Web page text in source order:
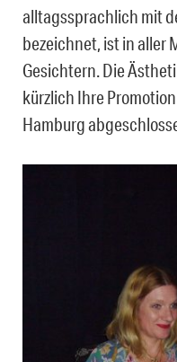
alltagssprachlich mit
bezeichnet, ist in aller
Gesichtern. Die
kürzlich Ihre
Hamburg